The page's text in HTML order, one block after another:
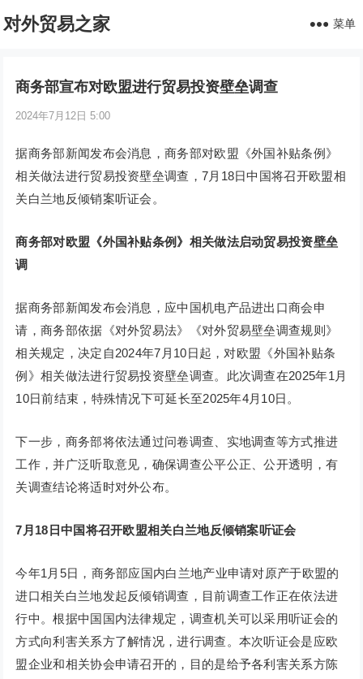
对外贸易之家 菜单
商务部宣布对欧盟进行贸易投资壁垒调查
2024年7月12日 5:00
据商务部新闻发布会消息，商务部对欧盟《外国补贴条例》
相关做法进行贸易投资壁垒调查，7月18日中国将召开欧盟相
关白兰地反倾销案听证会。
商务部对欧盟《外国补贴条例》相关做法启动贸易投资壁垒
调
据商务部新闻发布会消息，应中国机电产品进出口商会申
请，商务部依据《对外贸易法》《对外贸易壁垒调查规则》
相关规定，决定自2024年7月10日起，对欧盟《外国补贴条
例》相关做法进行贸易投资壁垒调查。此次调查在2025年1月
10日前结束，特殊情况下可延长至2025年4月10日。
下一步，商务部将依法通过问卷调查、实地调查等方式推进
工作，并广泛听取意见，确保调查公平公正、公开透明，有
关调查结论将适时对外公布。
7月18日中国将召开欧盟相关白兰地反倾销案听证会
今年1月5日，商务部应国内白兰地产业申请对原产于欧盟的
进口相关白兰地发起反倾销调查，目前调查工作正在依法进
行中。根据中国国内法律规定，调查机关可以采用听证会的
方式向利害关系方了解情况，进行调查。本次听证会是应欧
盟企业和相关协会申请召开的，目的是给予各利害关系方陈